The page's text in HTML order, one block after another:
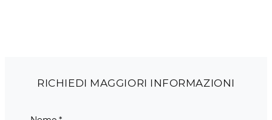
RICHIEDI MAGGIORI INFORMAZIONI